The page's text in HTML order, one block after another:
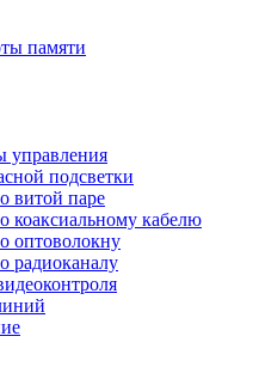
памяти
управления
подсветки
витой паре
коаксиальному кабелю
оптоволокну
радиоканалу